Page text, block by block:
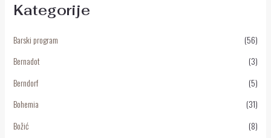
Kategorije
Barski program
(56)
Bernadot
(3)
Berndorf
(5)
Bohemia
(31)
Božić
(8)